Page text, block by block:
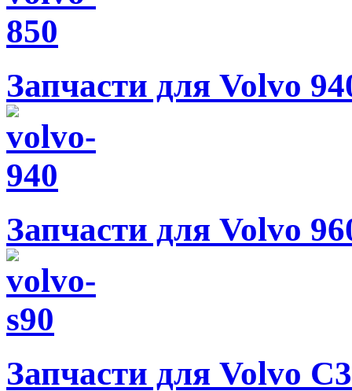
Запчасти для Volvo
Запчасти для Volvo
Запчасти для Volvo